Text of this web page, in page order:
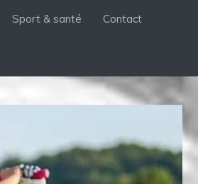
Sport & santé Contact